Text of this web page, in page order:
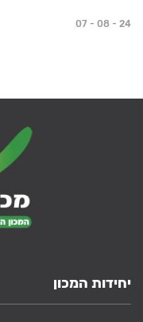
07 - 08 - 24
יחידות המכון